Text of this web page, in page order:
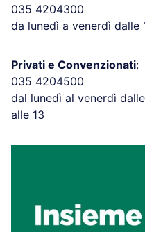
035 4204300
da lunedì a venerdì dalle
Privati e Convenzionati:
035 4204500
dal lunedì al venerdì
alle 13